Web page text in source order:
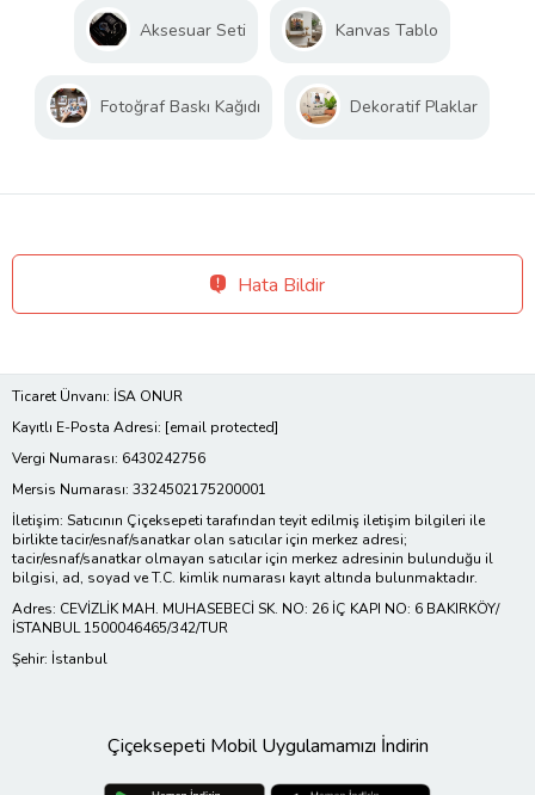
Aksesuar Seti Kanvas Tablo
Fotoğraf Baskı Kağıdı Dekoratif Plaklar
Hata Bildir
Ticaret Ünvanı: İSA ONUR
Kayıtlı E-Posta Adresi: [email protected]
Vergi Numarası: 6430242756
Mersis Numarası: 3324502175200001
İletişim: Satıcının Çiçeksepeti tarafından teyit edilmiş iletişim bilgileri ile
birlikte tacir/esnaf/sanatkar olan satıcılar için merkez adresi;
tacir/esnaf/sanatkar olmayan satıcılar için merkez adresinin bulunduğu il
bilgisi, ad, soyad ve T.C. kimlik numarası kayıt altında bulunmaktadır.
Adres: CEVİZLİK MAH. MUHASEBECİ SK. NO: 26 İÇ KAPI NO: 6 BAKIRKÖY/
İSTANBUL 1500046465/342/TUR
Şehir: İstanbul
Çiçeksepeti Mobil Uygulamamızı İndirin